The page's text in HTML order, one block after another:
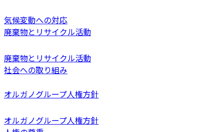
気候変動への対応
廃棄物とリサイクル活動
廃棄物とリサイクル活動
社会への取り組み
オルガノグループ人権方針
オルガノグループ人権方針